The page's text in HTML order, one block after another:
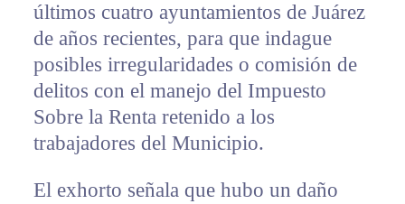
últimos cuatro ayuntamientos de Juárez
de años recientes, para que indague
posibles irregularidades o comisión de
delitos con el manejo del Impuesto
Sobre la Renta retenido a los
trabajadores del Municipio.
El exhorto señala que hubo un daño